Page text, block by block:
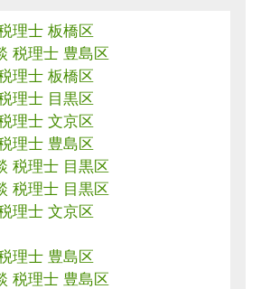
理士 板橋区
税理士 豊島区
理士 板橋区
理士 目黒区
理士 文京区
理士 豊島区
税理士 目黒区
税理士 目黒区
理士 文京区
理士 豊島区
税理士 豊島区